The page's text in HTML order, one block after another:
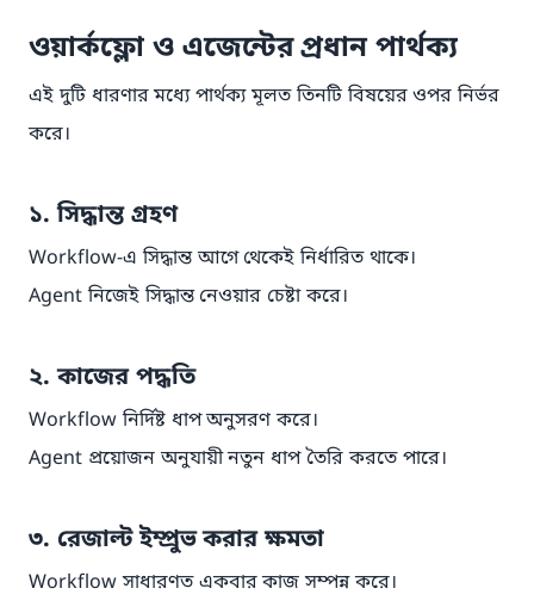
ওয়ার্কফ্লো ও এজেন্টের প্রধান পার্থক্য
এই দুটি ধারণার মধ্যে পার্থক্য মূলত তিনটি বিষয়ের ওপর নির্ভর
করে।
১. সিদ্ধান্ত গ্রহণ
Workflow-এ সিদ্ধান্ত আগে থেকেই নির্ধারিত থাকে।
Agent নিজেই সিদ্ধান্ত নেওয়ার চেষ্টা করে।
২. কাজের পদ্ধতি
Workflow নির্দিষ্ট ধাপ অনুসরণ করে।
Agent প্রয়োজন অনুযায়ী নতুন ধাপ তৈরি করতে পারে।
৩. রেজাল্ট ইম্প্রুভ করার ক্ষমতা
Workflow সাধারণত একবার কাজ সম্পন্ন করে।